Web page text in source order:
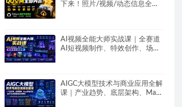
下来！照片/视频/动态信息全存
AI视频全能大师实战课｜全赛道
AI短视频制作、特效创作、场景
AIGC大模型技术与商业应用全解
课｜产业趋势、底层架构、MaaS